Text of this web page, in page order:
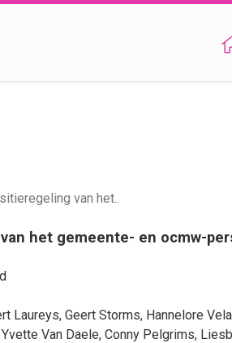
van het..
het gemeente- en ocmw-
Laureys, Geert Storms, Hannelore
Yvette Van Daele, Conny Pelgrims,